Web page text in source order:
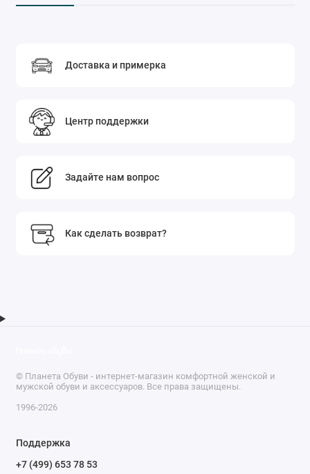
Доставка и примерка
Центр поддержки
Задайте нам вопрос
Как сделать возврат?
© Планета Обуви - интернет-магазин комфортной женской и
мужской обуви и аксессуаров. Все права защищены.
1996-2026
Поддержка
+7 (499) 653 78 53